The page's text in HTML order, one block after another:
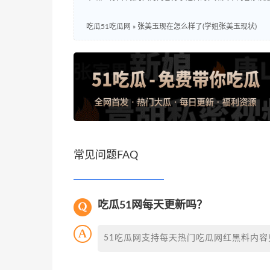
吃瓜51吃瓜网 » 张美玉现在怎么样了(学姐张美玉现状)
常见问题FAQ
吃瓜51网每天更新吗？
51吃瓜网支持每天热门吃瓜网红黑料内容